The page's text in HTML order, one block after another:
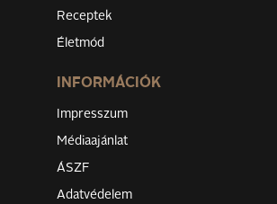
Receptek
Életmód
INFORMÁCIÓK
Impresszum
Médiaajánlat
ÁSZF
Adatvédelem